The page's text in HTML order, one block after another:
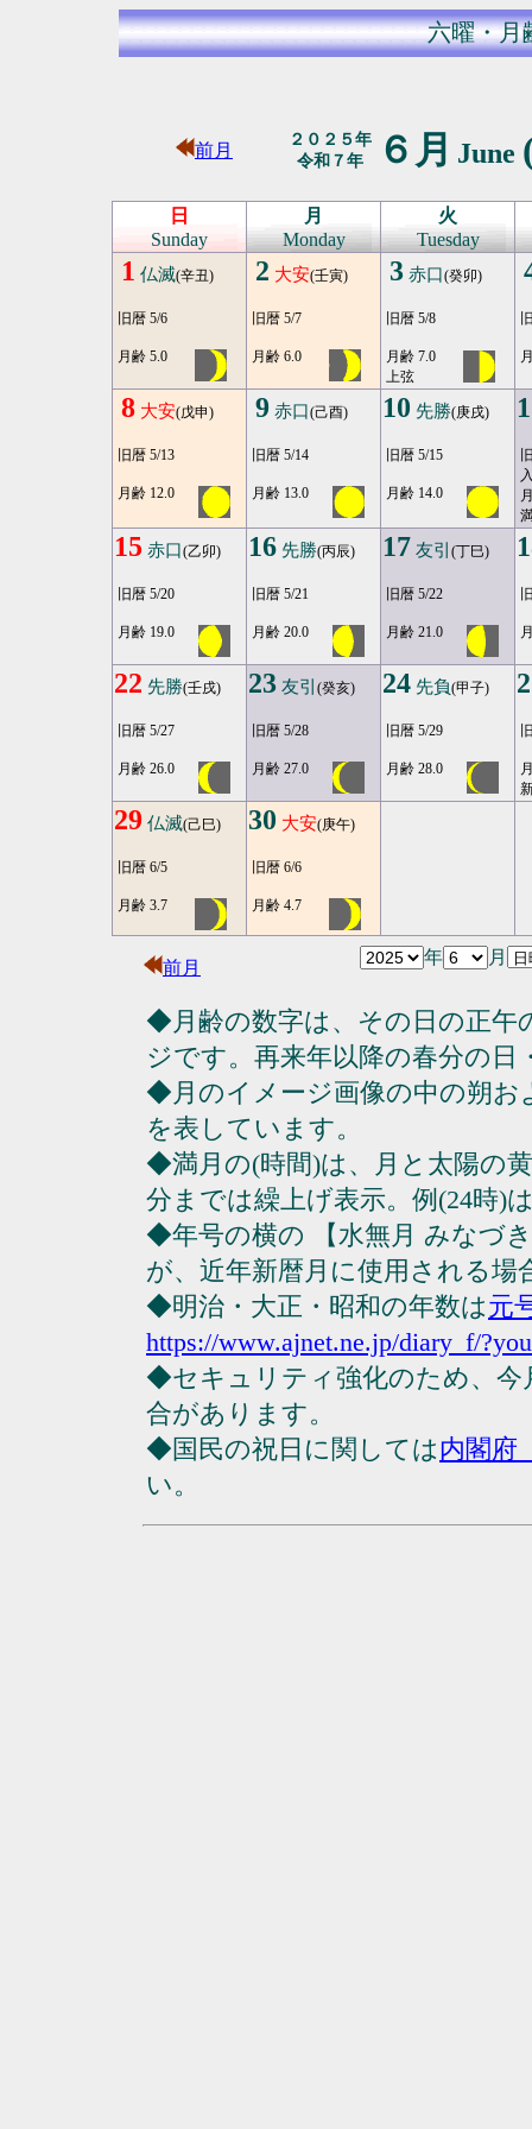
六曜・月
前月
２０２５年
令和７年
６月 June
日
Sunday
月
Monday
火
Tuesday
1 仏滅(辛丑)
旧暦 5/6
月齢 5.0
2 大安(壬寅)
旧暦 5/7
月齢 6.0
3 赤口(癸卯)
旧暦 5/8
月齢 7.0
上弦
8 大安(戊申)
旧暦 5/13
月齢 12.0
9 赤口(己酉)
旧暦 5/14
月齢 13.0
10 先勝(庚戌)
旧暦 5/15
月齢 14.0
15 赤口(乙卯)
旧暦 5/20
月齢 19.0
16 先勝(丙辰)
旧暦 5/21
月齢 20.0
17 友引 (丁巳)
旧暦 5/22
月齢 21.0
22 先勝(壬戌)
旧暦 5/27
月齢 26.0
23 友引 (癸亥)
旧暦 5/28
月齢 27.0
24 先負(甲子)
旧暦 5/29
月齢 28.0
29 仏滅(己巳)
旧暦 6/5
月齢 3.7
30 大安(庚午)
旧暦 6/6
月齢 4.7
前月
年 月
◆月齢の数字は、その日の正午
ジです。再来年以降の春分の日
◆月のイメージ画像の中の朔
を表しています。
◆満月の(時間)は、月と太陽の
分までは繰上げ表示。例(24時)
◆年号の横の 【水無月 みなづ
が、近年新暦月に使用される場
◆明治・大正・昭和の年数は元
https://www.ajnet.ne.jp/diary_f/
◆セキュリティ強化のため、今
合があります。
◆国民の祝日に関しては内閣府
い。